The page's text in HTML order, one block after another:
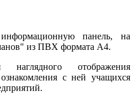
панель, на
из ПВХ формата А4.
отображения
с ней учащихся